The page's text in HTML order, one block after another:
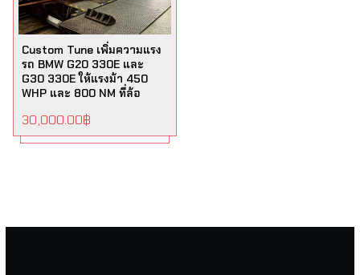
Custom Tune เพิ่มความแรง
รถ BMW G20 330E และ
G30 330E ให้แรงม้า 450
WHP และ 800 NM ที่ล้อ
30,000.00฿